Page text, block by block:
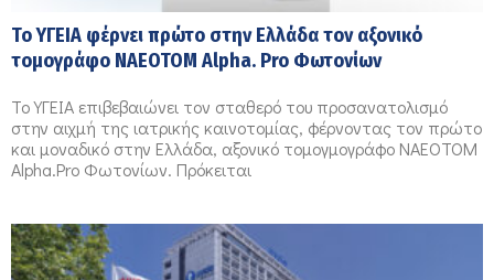
Το ΥΓΕΙΑ φέρνει πρώτο στην Ελλάδα τον αξονικό
τομογράφο NAEOTOM Alpha. Pro Φωτονίων
Το ΥΓΕΙΑ επιβεβαιώνει τον σταθερό του προσανατολισμό
στην αιχμή της ιατρικής καινοτομίας, φέρνοντας τον πρώτο
και μοναδικό στην Ελλάδα, αξονικό τομογμογράφο NAEOTOM
Alpha.Pro Φωτονίων. Πρόκειται